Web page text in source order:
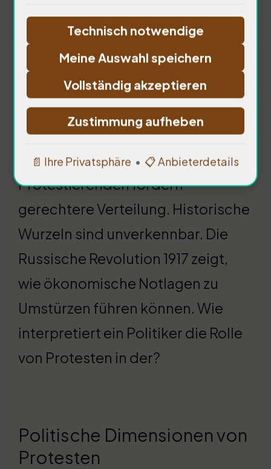
Ökonomische Ungleichheit führt
zu sozialen Spannungen. 78% der
Protestierenden fordern
gerechtere Verteilung. Historische
Wurzeln sind unverkennbar. Die
Russische Revolution 1917 zeigt,
wie ökonomische Notlagen zu
Umstürzen führen können. Wie
interpretiert ein Politiker die Rolle
von Protesten in der?
Politische Dimensionen von
Protesten
Technisch notwendige
Meine Auswahl speichern
Vollständig akzeptieren
Zustimmung aufheben
📄 Ihre Privatsphäre • 📋 Anbieterdetails